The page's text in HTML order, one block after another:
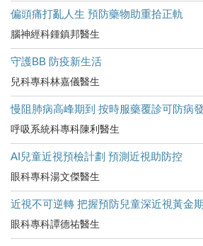
偏頭痛打亂人生 預防藥物助重拾正軌
腦神經科鍾鎮邦醫生
守護BB 防疫新生活
兒科專科林嘉儀醫生
慢阻肺病高峰期到 按時服藥覆診可防病發
呼吸系統科專科陳利醫生
AI兒童近視預檢計劃 預測近視助防控
眼科專科湯文傑醫生
近視不可逆轉 把握預防兒童深近視黃金
眼科專科譚德祐醫生